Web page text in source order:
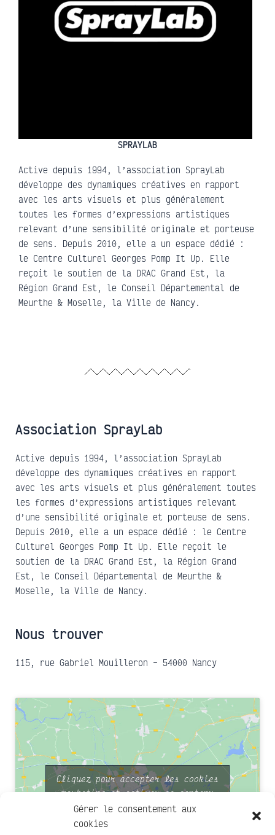
Gérer le consentement aux
cookies
SPRAYLAB
Active depuis 1994, l’association SprayLab
développe des dynamiques créatives en rapport
avec les arts visuels et plus généralement
toutes les formes d’expressions artistiques
relevant d’une sensibilité originale et porteuse
de sens. Depuis 2010, elle a un espace dédié :
le Centre Culturel Georges Pomp It Up. Elle
reçoit le soutien de la DRAC Grand Est, la
Région Grand Est, le Conseil Départemental de
Meurthe & Moselle, la Ville de Nancy.
Association SprayLab
Active depuis 1994, l’association SprayLab
développe des dynamiques créatives en rapport
avec les arts visuels et plus généralement toutes
les formes d’expressions artistiques relevant
d’une sensibilité originale et porteuse de sens.
Depuis 2010, elle a un espace dédié : le Centre
Culturel Georges Pomp It Up. Elle reçoit le
soutien de la DRAC Grand Est, la Région Grand
Est, le Conseil Départemental de Meurthe &
Moselle, la Ville de Nancy.
Nous trouver
115, rue Gabriel Mouilleron – 54000 Nancy
Cliquez pour accepter les cookies
marketing et activer ce contenu